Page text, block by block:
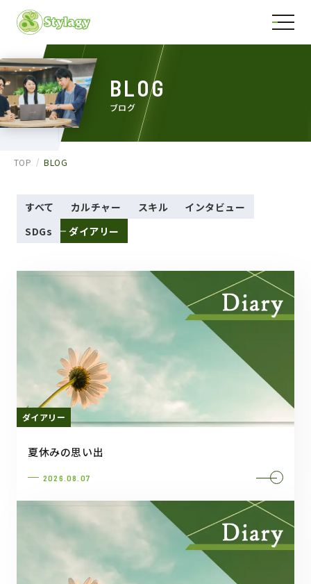
BLOG
ブログ
TOP BLOG
すべて カルチャー スキル
インタビュー
SDGs
ダイアリー
ダイアリー
夏休みの思い出
2026.08.07